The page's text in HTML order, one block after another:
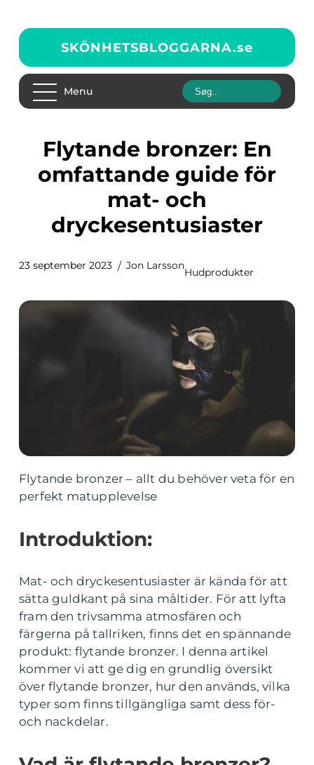
SKÖNHETSBLOGGARNA.se
Menu
Flytande bronzer: En
omfattande guide för
mat- och
dryckesentusiaster
23 september 2023 Jon Larsson
Hudprodukter
Flytande bronzer – allt du behöver veta för en
perfekt matupplevelse
Introduktion:
Mat- och dryckesentusiaster är kända för att
sätta guldkant på sina måltider. För att lyfta
fram den trivsamma atmosfären och
färgerna på tallriken, finns det en spännande
produkt: flytande bronzer. I denna artikel
kommer vi att ge dig en grundlig översikt
över flytande bronzer, hur den används, vilka
typer som finns tillgängliga samt dess för-
och nackdelar.